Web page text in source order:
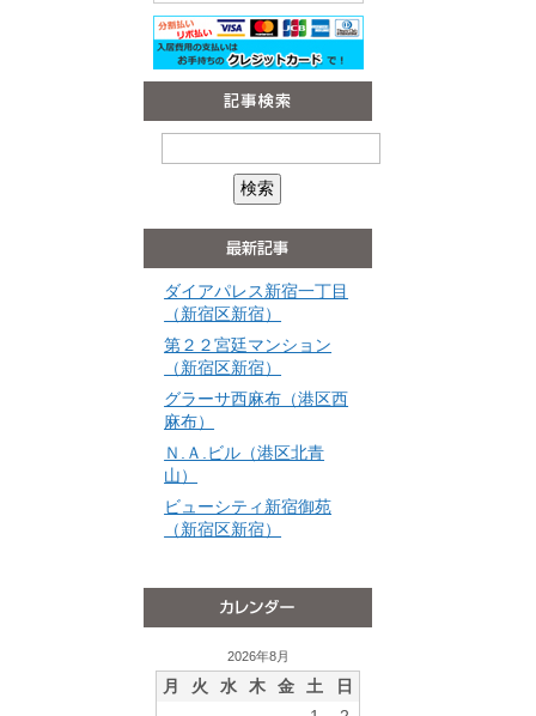
ダイアパレス新宿一丁目
（新宿区新宿）
第２２宮廷マンション
（新宿区新宿）
グラーサ西麻布（港区西
麻布）
Ｎ.Ａ.ビル（港区北青
山）
ビューシティ新宿御苑
（新宿区新宿）
2026年8月
月 火 水 木 金 土 日